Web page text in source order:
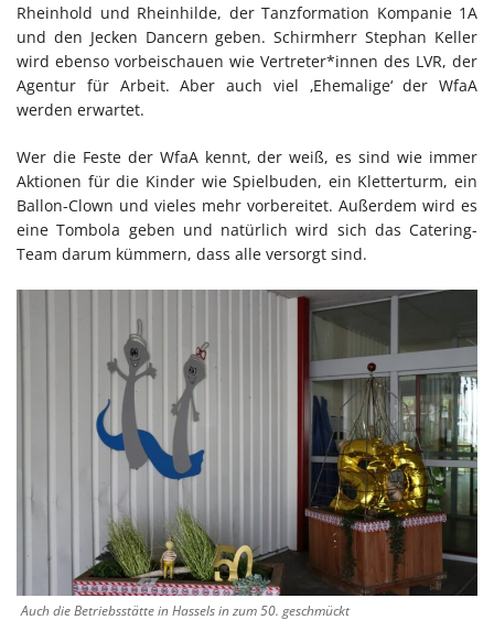
Rheinhold und Rheinhilde, der Tanzformation Kompanie 1A
und den Jecken Dancern geben. Schirmherr Stephan Keller
wird ebenso vorbeischauen wie Vertreter*innen des LVR, der
Agentur für Arbeit. Aber auch viel ‚Ehemalige‘ der WfaA
werden erwartet.
Wer die Feste der WfaA kennt, der weiß, es sind wie immer
Aktionen für die Kinder wie Spielbuden, ein Kletterturm, ein
Ballon-Clown und vieles mehr vorbereitet. Außerdem wird es
eine Tombola geben und natürlich wird sich das Catering-
Team darum kümmern, dass alle versorgt sind.
Auch die Betriebsstätte in Hassels in zum 50. geschmückt